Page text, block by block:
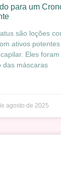
para um
são loções
ativos
Eles
das máscaras
agosto de 2025